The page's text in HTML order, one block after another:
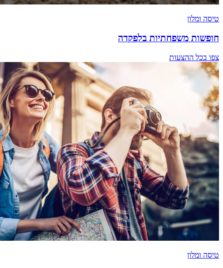
טיסה ומלון
חופשות משפחתיות בלפקדה
צפו בכל ההצעות
טיסה ומלון